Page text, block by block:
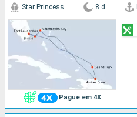
Pague em 4X
Star Princess 8 d